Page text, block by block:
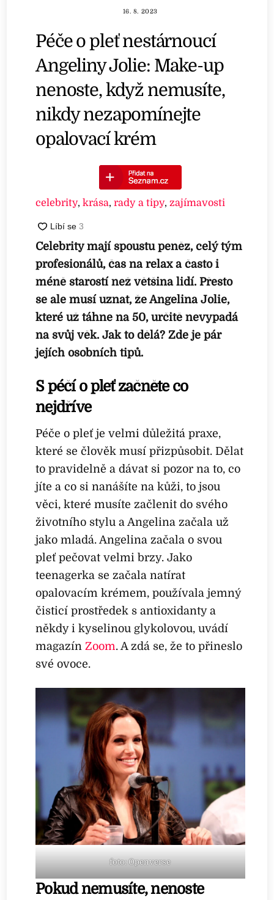
16. 8. 2023
Péče o pleť nestárnoucí
Angeliny Jolie: Make-up
nenoste, když nemusíte,
nikdy nezapomínejte
opalovací krém
celebrity,krása,rady a tipy, zajímavosti
Celebrity mají spoustu peněz, celý tým
profesionálů, čas na relax a často i
méně starostí než většina lidí. Přesto
se ale musí uznat, že Angelina Jolie,
které už táhne na 50, určitě nevypadá
na svůj věk. Jak to dělá? Zde je pár
jejích osobních tipů.
S péčí o pleť začněte co
nejdříve
Péče o pleť je velmi důležitá praxe,
které se člověk musí přizpůsobit. Dělat
to pravidelně a dávat si pozor na to, co
jíte a co si nanášíte na kůži, to jsou
věci, které musíte začlenit do svého
životního stylu a Angelina začala už
jako mladá. Angelina začala o svou
pleť pečovat velmi brzy. Jako
teenagerka se začala natírat
opalovacím krémem, používala jemný
čisticí prostředek s antioxidanty a
někdy i kyselinou glykolovou, uvádí
magazínZoom. A zdá se, že to přineslo
své ovoce.
foto: Openverse
Pokud nemusíte, nenoste